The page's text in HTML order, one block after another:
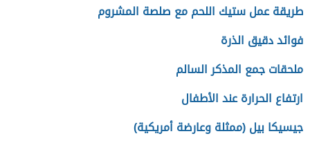
طريقة عمل ستيك اللحم مع صلصة المشروم
فوائد دقيق الذرة
ملحقات جمع المذكر السالم
ارتفاع الحرارة عند الأطفال
جيسيكا بيل (ممثلة وعارضة أمريكية)